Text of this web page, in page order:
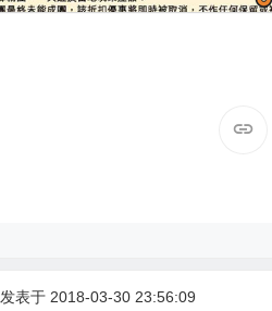
发表于 2018-03-30 23:56:09